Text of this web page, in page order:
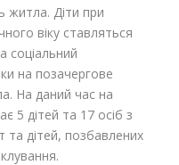
житла. Діти при
віку ставляться
соціальний
на позачергове
На даний час на
5 дітей та 17 осіб з
та дітей, позбавлених